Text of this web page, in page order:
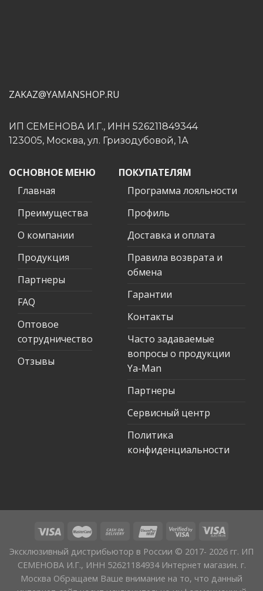
ZAKAZ@YAMANSHOP.RU
ИП СЕМЕНОВА И.Г., ИНН 526211849344
123005, Москва, ул. Гризодубовой, 1А
ОСНОВНОЕ МЕНЮ
Главная
Преимущества
О компании
Продукция
Партнеры
FAQ
Оптовое
сотрудничество
Отзывы
ПОКУПАТЕЛЯМ
Программа лояльности
Профиль
Доставка и оплата
Правила возврата и
обмена
Гарантии
Контакты
Часто задаваемые
вопросы о продукции
Ya-Man
Партнеры
Сервисный центр
Политика
конфиденциальности
Эксклюзивный дистрибьютор в России © 2017- 2026 гг. ИП
СЕМЕНОВА И.Г., ИНН 52621184934 Интернет магазин. г.
Москва Обращаем Ваше внимание на то, что данный